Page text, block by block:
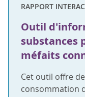
RAPPORT
Outil
substances
méfaits
Cet outil offre
consommation